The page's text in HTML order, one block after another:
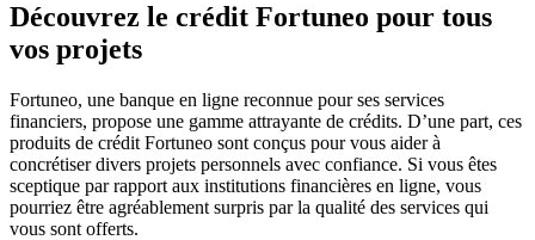
Découvrez le crédit Fortuneo pour tous
vos projets
Fortuneo, une banque en ligne reconnue pour ses services
financiers, propose une gamme attrayante de crédits. D’une part, ces
produits de crédit Fortuneo sont conçus pour vous aider à
concrétiser divers projets personnels avec confiance. Si vous êtes
sceptique par rapport aux institutions financières en ligne, vous
pourriez être agréablement surpris par la qualité des services qui
vous sont offerts.